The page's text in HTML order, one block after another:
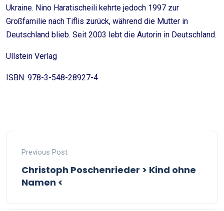
Ukraine. Nino Haratischeili kehrte jedoch 1997 zur
Großfamilie nach Tiflis zurück, während die Mutter in
Deutschland blieb. Seit 2003 lebt die Autorin in Deutschland.
Ullstein Verlag
ISBN: 978-3-548-28927-4
Previous Post
Christoph Poschenrieder > Kind ohne
Namen <